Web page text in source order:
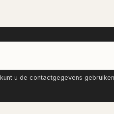
u de contactgegevens